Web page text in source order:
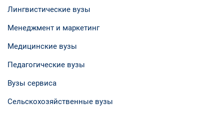
Лингвистические вузы
Менеджмент и маркетинг
Медицинские вузы
Педагогические вузы
Вузы сервиса
Сельскохозяйственные вузы